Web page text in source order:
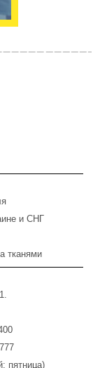
и СНГ
тканями
пятница)